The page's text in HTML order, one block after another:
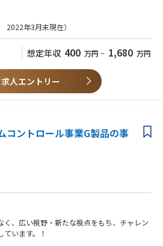
。以下、いずれかの業務を担当いただきま
ェクトマネージメント
アプリケーションソフトウェアの開発、評価
要求仕様開発、製品評価のいずれかの経験
かの経験
ット開発における要求仕様開発、ソフトウェ
の経験
ーダーもしくはマネージャー経験
たはシステムの製品企画、製品開発経験
様開発、製品評価のいずれかの経験
様開発、製品評価のいずれかの経験
ッチ等のネットワーク機器開発における要
かの経験
イッチ等のネットワーク機器を使用したネッ
2022年3月末現在）
想定年収 400 万円 ~ 1,680 万円
求人エントリー
コントロール事業G製品の事
く、広い視野・新たな視点をもち、チャレン
います。！